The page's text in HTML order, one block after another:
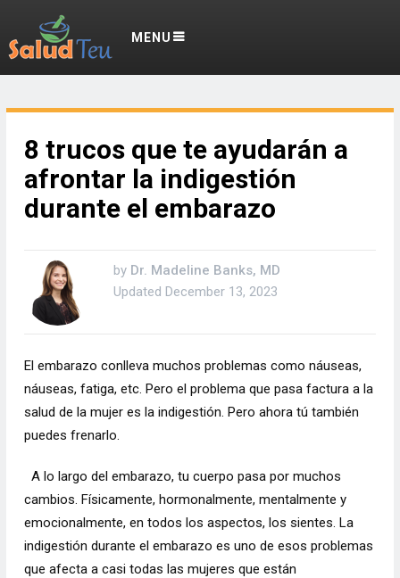
MENU
8 trucos que te ayudarán a
afrontar la indigestión
durante el embarazo
by Dr. Madeline Banks, MD
Updated December 13, 2023
El embarazo conlleva muchos problemas como náuseas,
náuseas, fatiga, etc. Pero el problema que pasa factura a la
salud de la mujer es la indigestión. Pero ahora tú también
puedes frenarlo.
A lo largo del embarazo, tu cuerpo pasa por muchos
cambios. Físicamente, hormonalmente, mentalmente y
emocionalmente, en todos los aspectos, los sientes. La
indigestión durante el embarazo es uno de esos problemas
que afecta a casi todas las mujeres que están